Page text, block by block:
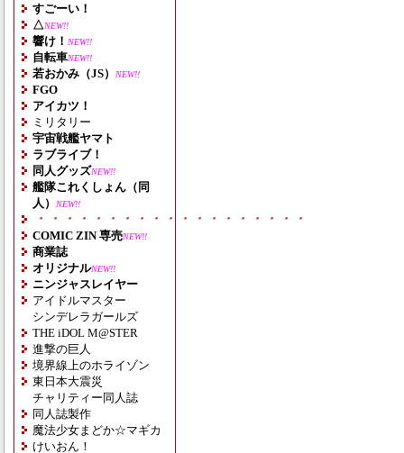
すごーい！
△NEW!!
響け！ NEW!!
自転車NEW!!
若おかみ（JS） NEW!!
FGO
アイカツ！
ミリタリー
宇宙戦艦ヤマト
ラブライブ！
同人グッズNEW!!
艦隊これくしょん（同
人）
NEW!!
・・・・・・・・・・・・・・・・・・・
COMIC ZIN 専売NEW!!
商業誌
オリジナルNEW!!
ニンジャスレイヤー
アイドルマスター
シンデレラガールズ
THE iDOL M@STER
進撃の巨人
境界線上のホライゾン
東日本大震災
チャリティー同人誌
同人誌製作
魔法少女まどか☆マギカ
けいおん！